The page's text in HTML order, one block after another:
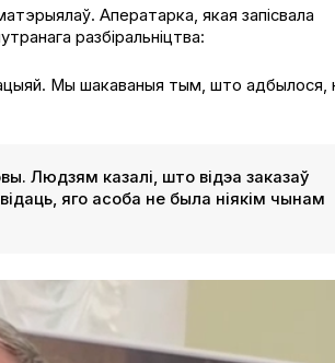
Аператарка, якая запісвала
разбіральніцтва:
Мы шакаваныя тым, што адбылося,
Людзям казалі, што відэа заказаў
яго асоба не была ніякім чынам